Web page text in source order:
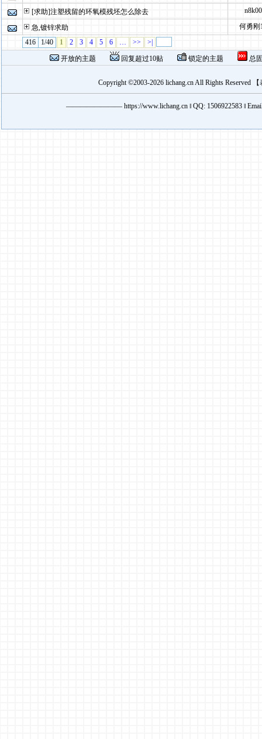
[求助]注塑残留的环氧模残坯怎么除去
急,镀锌求助
何勇刚
416
1/40 1 2 3 4 5 6 … >>
>|
开放的主题
回复超过10贴 锁定的主题 总
Copyright ©2003-2026 lichang.cn All Rights Reserved 【
———————— https://www.lichang.cn ‖ QQ: 1506922583 ‖